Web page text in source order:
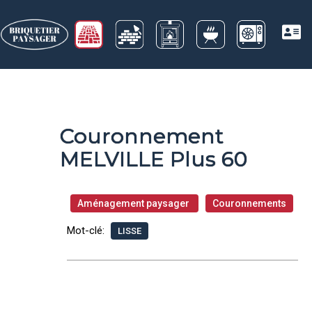
Couronnement
MELVILLE Plus 60
Aménagement paysager Couronnements
Mot-clé: LISSE